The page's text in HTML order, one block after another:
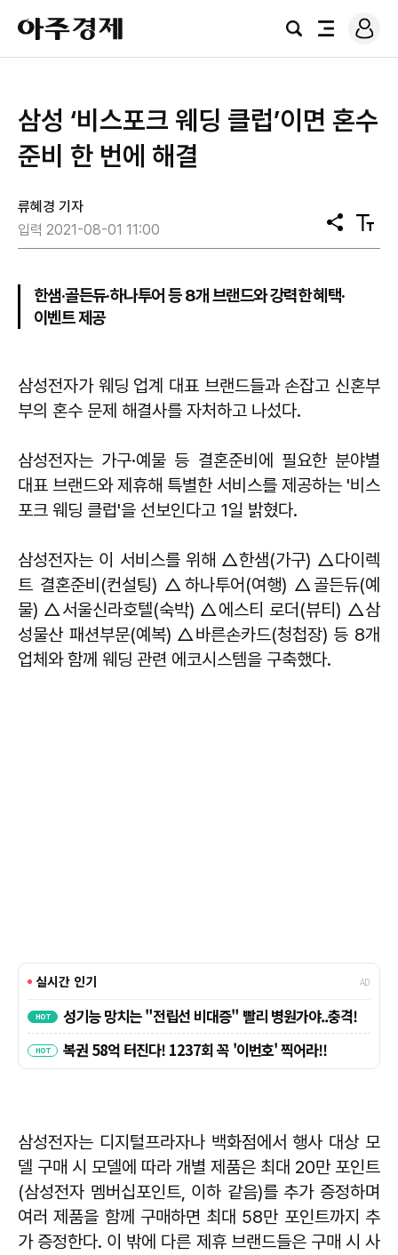
아
주
경
검
전
로
그
삼성 ‘비스포크 웨딩 클럽’이면 혼수
준비 한 번에 해결
류혜경 기자
입력 2021-08-01 11:00
공
유
텍
스
한샘·골든듀·하나투어 등 8개 브랜드와 강력한 혜택·
이벤트 제공
삼성전자가 웨딩 업계 대표 브랜드들과 손잡고 신혼부
부의 혼수 문제 해결사를 자처하고 나섰다.
삼성전자는 가구·예물 등 결혼준비에 필요한 분야별
대표 브랜드와 제휴해 특별한 서비스를 제공하는 '비스
포크 웨딩 클럽'을 선보인다고 1일 밝혔다.
삼성전자는 이 서비스를 위해 △한샘(가구) △다이렉
트 결혼준비(컨설팅) △하나투어(여행) △골든듀(예
물) △서울신라호텔(숙박) △에스티 로더(뷰티) △삼
성물산 패션부문(예복) △바른손카드(청첩장) 등 8개
업체와 함께 웨딩 관련 에코시스템을 구축했다.
삼성전자는 디지털프라자나 백화점에서 행사 대상 모
델 구매 시 모델에 따라 개별 제품은 최대 20만 포인트
(삼성전자 멤버십포인트, 이하 같음)를 추가 증정하며
여러 제품을 함께 구매하면 최대 58만 포인트까지 추
가 증정한다. 이 밖에 다른 제휴 브랜드들은 구매 시 사